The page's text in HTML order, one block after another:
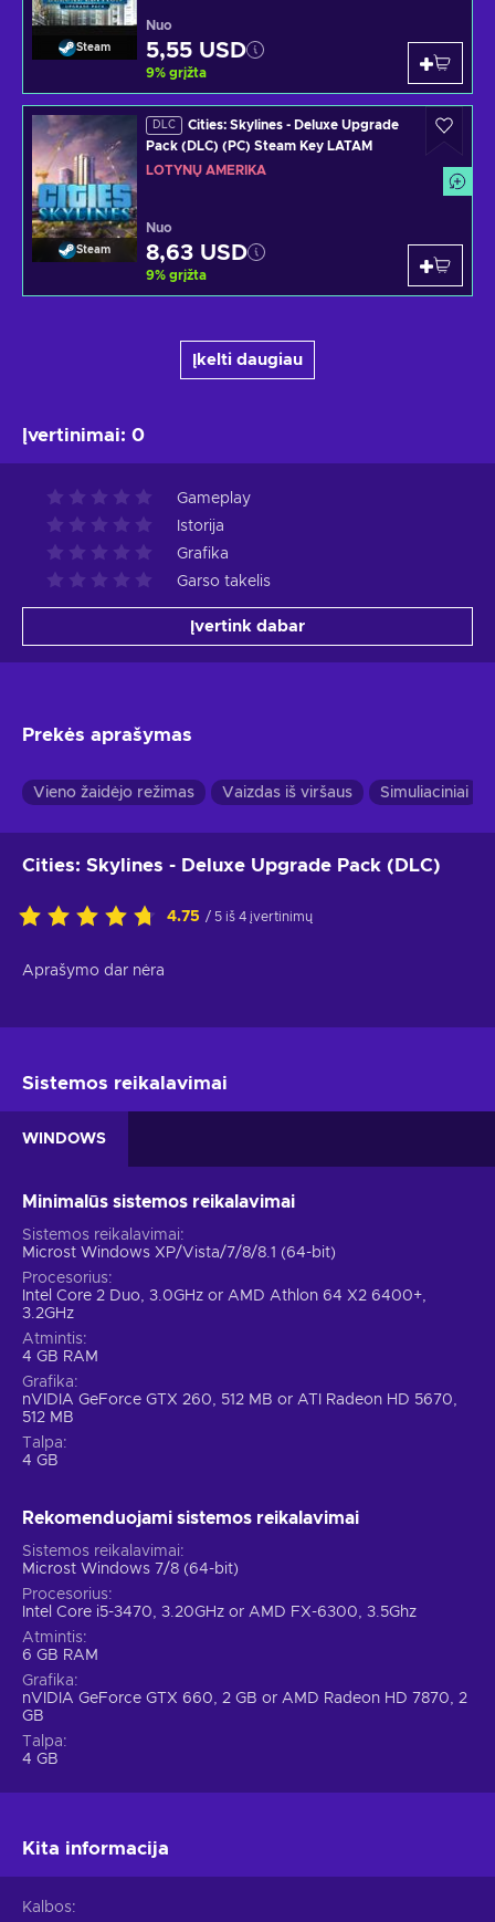
Steam
Nuo
5,55 USD
9% grįžta
Steam
DLC
Cities: Skylines - Deluxe Upgrade
Pack (DLC) (PC) Steam Key LATAM
LOTYNŲ AMERIKA
Nuo
8,63 USD
9% grįžta
Įkelti daugiau
Įvertinimai: 0
Gameplay
Istorija
Grafika
Garso takelis
Įvertink dabar
Prekės aprašymas
Vieno žaidėjo režimas Vaizdas iš viršaus Simuliaciniai
Cities: Skylines - Deluxe Upgrade Pack (DLC)
4.75 / 5 iš 4 įvertinimų
Aprašymo dar nėra
Sistemos reikalavimai
WINDOWS
Minimalūs sistemos reikalavimai
Sistemos reikalavimai
Microst Windows XP/Vista/7/8/8.1 (64-bit)
Procesorius
Intel Core 2 Duo, 3.0GHz or AMD Athlon 64 X2 6400+,
3.2GHz
Atmintis
4 GB RAM
Grafika
nVIDIA GeForce GTX 260, 512 MB or ATI Radeon HD 5670,
512 MB
Talpa
4 GB
Rekomenduojami sistemos reikalavimai
Sistemos reikalavimai
Microst Windows 7/8 (64-bit)
Procesorius
Intel Core i5-3470, 3.20GHz or AMD FX-6300, 3.5Ghz
Atmintis
6 GB RAM
Grafika
nVIDIA GeForce GTX 660, 2 GB or AMD Radeon HD 7870, 2
GB
Talpa
4 GB
Kita informacija
Kalbos